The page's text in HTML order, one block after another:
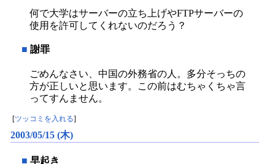
何で大学はサーバーの立ち上げやFTPサーバーの
使用を許可してくれないのだろう？
■ 謝罪
ごめんなさい、中国の外務省の人。多分そっちの
方が正しいと思います。この前はむちゃくちゃ言
ってすんません。
ツッコミを入れる
2003/05/15 (木)
■ 早起き